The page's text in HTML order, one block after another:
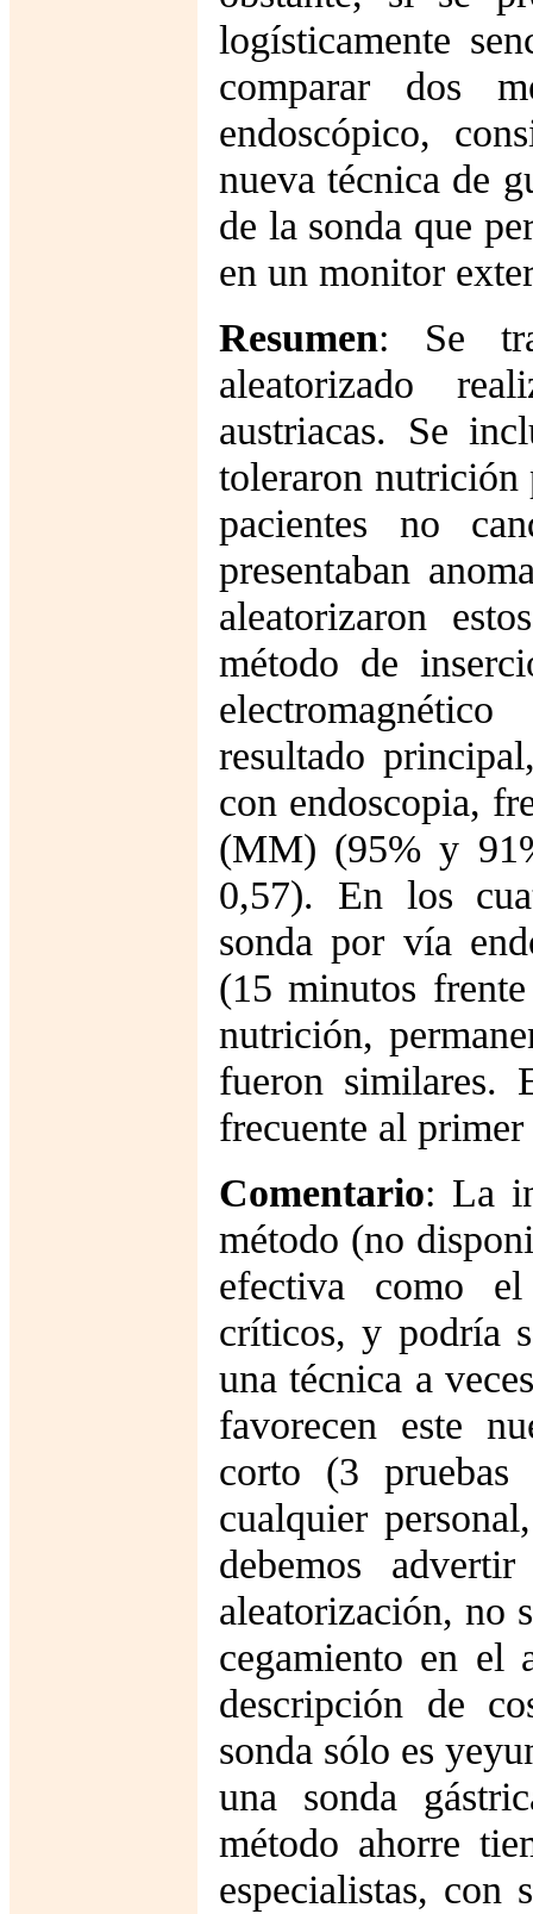
logísticamente
comparar dos
endoscópico,
nueva técnica de
de la sonda que
en un monitor
Resumen: Se
aleatorizado
austriacas. Se
toleraron nutrición
pacientes no
presentaban
aleatorizaron
método de
resultado
con endoscopia,
(MM) (95% y
0,57). En los
sonda por vía
(15 minutos
nutrición,
fueron similares.
frecuente al
Comentario: La
método (no
efectiva como el
críticos, y podría
una técnica a
favorecen este
corto (3
cualquier
debemos
aleatorización, no
cegamiento en el
descripción de
sonda sólo es
una sonda
método ahorre
especialistas, con